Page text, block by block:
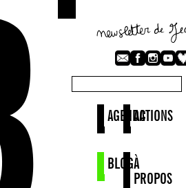
AGENDAACTIONS
BLOGÀ
PROPOS